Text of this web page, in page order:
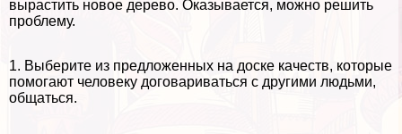
вырастить новое дерево. Оказывается, можно решить
проблему.
1. Выберите из предложенных на доске качеств, которые
помогают человеку договариваться с другими людьми,
общаться.